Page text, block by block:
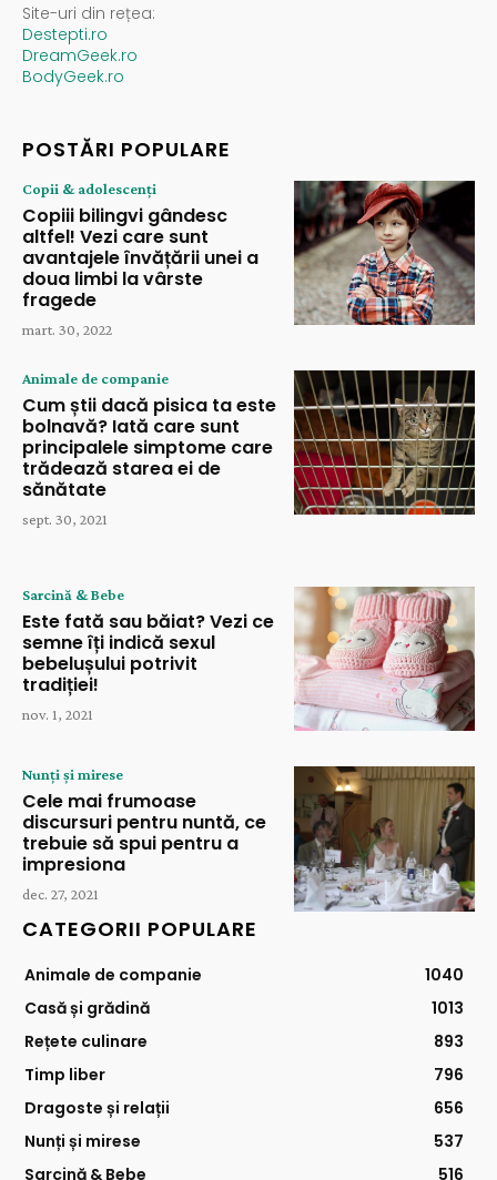
Site-uri din rețea:
Destepti.ro
DreamGeek.ro
BodyGeek.ro
POSTĂRI POPULARE
Copii & adolescenți
Copiii bilingvi gândesc
altfel! Vezi care sunt
avantajele învățării unei a
doua limbi la vârste
fragede
mart. 30, 2022
Animale de companie
Cum știi dacă pisica ta este
bolnavă? Iată care sunt
principalele simptome care
trădează starea ei de
sănătate
sept. 30, 2021
Sarcină & Bebe
Este fată sau băiat? Vezi ce
semne îți indică sexul
bebelușului potrivit
tradiției!
nov. 1, 2021
Nunți și mirese
Cele mai frumoase
discursuri pentru nuntă, ce
trebuie să spui pentru a
impresiona
dec. 27, 2021
CATEGORII POPULARE
Animale de companie
1040
Casă și grădină
1013
Rețete culinare
893
Timp liber
796
Dragoste și relații
656
Nunți și mirese
537
Sarcină & Bebe
516